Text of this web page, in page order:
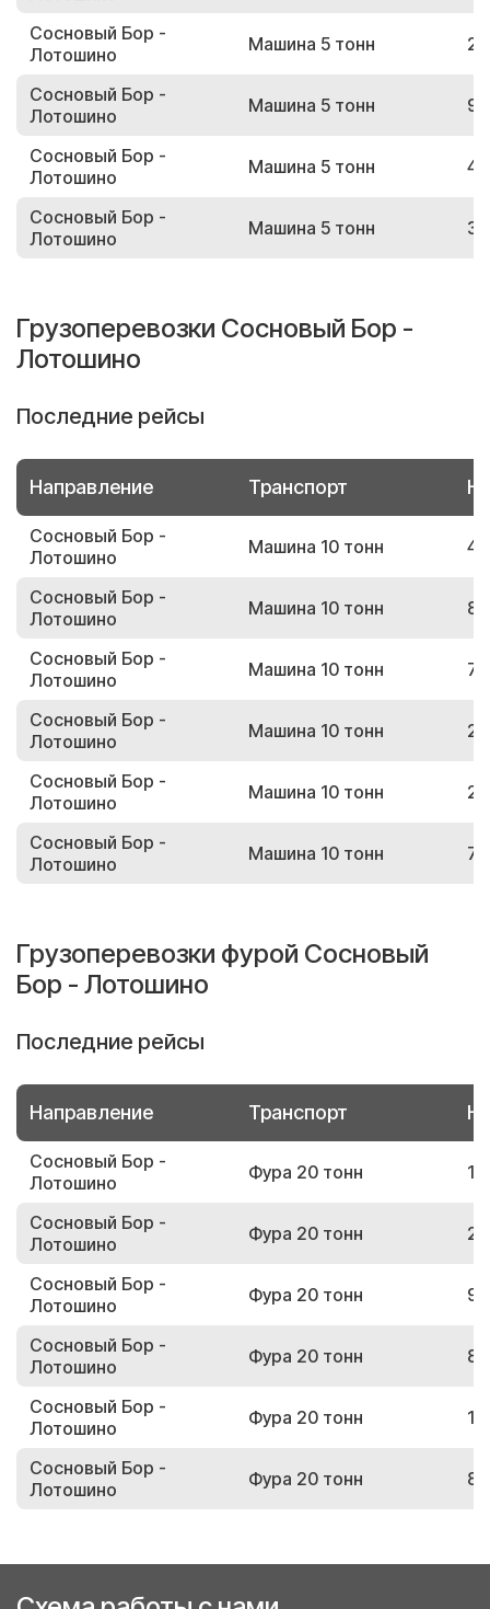
Сосновый Бор -
Лотошино
Машина 5 тонн
Сосновый Бор -
Лотошино
Машина 5 тонн
Сосновый Бор -
Лотошино
Машина 5 тонн
Сосновый Бор -
Лотошино
Машина 5 тонн
Грузоперевозки Сосновый Бор -
Лотошино
Последние рейсы
Направление Транспорт
Сосновый Бор -
Лотошино
Машина 10 тонн
Сосновый Бор -
Лотошино
Машина 10 тонн
Сосновый Бор -
Лотошино
Машина 10 тонн
Сосновый Бор -
Лотошино
Машина 10 тонн
Сосновый Бор -
Лотошино
Машина 10 тонн
Сосновый Бор -
Лотошино
Машина 10 тонн
Грузоперевозки фурой Сосновый
Бор - Лотошино
Последние рейсы
Направление Транспорт
Сосновый Бор -
Лотошино
Фура 20 тонн
Сосновый Бор -
Лотошино
Фура 20 тонн
Сосновый Бор -
Лотошино
Фура 20 тонн
Сосновый Бор -
Лотошино
Фура 20 тонн
Сосновый Бор -
Лотошино
Фура 20 тонн
Сосновый Бор -
Лотошино
Фура 20 тонн